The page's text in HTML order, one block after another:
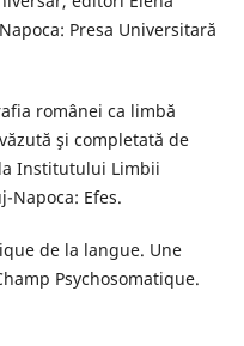
Presa Universitară
românei ca limbă
şi completată de
Institutului Limbii
Napoca: Efes.
de la langue. Une
Psychosomatique.